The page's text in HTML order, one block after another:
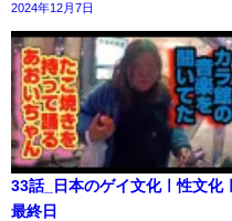
2024年12月7日
33話_日本のゲイ文化ㅣ性文化ㅣ
最終日